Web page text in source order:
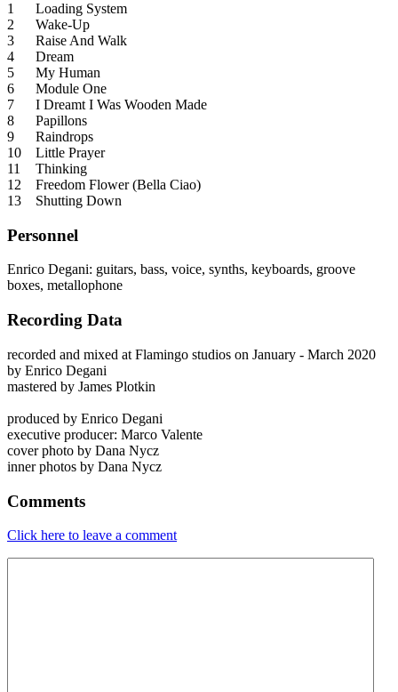
1
Loading System
2
Wake-Up
3
Raise And Walk
4
Dream
5
My Human
6
Module One
7
I Dreamt I Was Wooden Made
8
Papillons
9
Raindrops
10
Little Prayer
11
Thinking
12
Freedom Flower (Bella Ciao)
13
Shutting Down
Personnel
Enrico Degani: guitars, bass, voice, synths, keyboards, groove
boxes, metallophone
Recording Data
recorded and mixed at Flamingo studios on January - March 2020
by Enrico Degani
mastered by James Plotkin
produced by Enrico Degani
executive producer: Marco Valente
cover photo by Dana Nycz
inner photos by Dana Nycz
Comments
Click here to leave a comment